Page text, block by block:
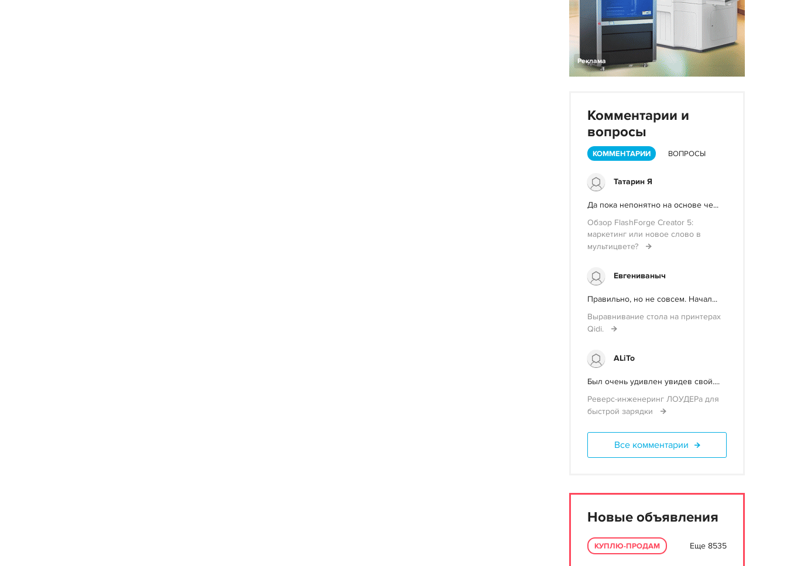
Реклама
Комментарии и
вопросы
КОММЕНТАРИИ ВОПРОСЫ
Татарин Я
Да пока непонятно на основе че...
Обзор FlashForge Creator 5:
маркетинг или новое слово в
мультицвете?
Евгениваныч
Правильно, но не совсем. Начал...
Выравнивание стола на принтерах
Qidi.
ALiTo
Был очень удивлен увидев свой....
Реверс-инженеринг ЛОУДЕРа для
быстрой зарядки
Все комментарии
Новые объявления
КУПЛЮ-ПРОДАМ Еще 8535